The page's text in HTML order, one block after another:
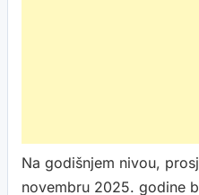
Na godišnjem nivou,
novembru 2025. godine